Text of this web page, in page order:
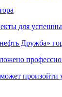
для
Дружба»